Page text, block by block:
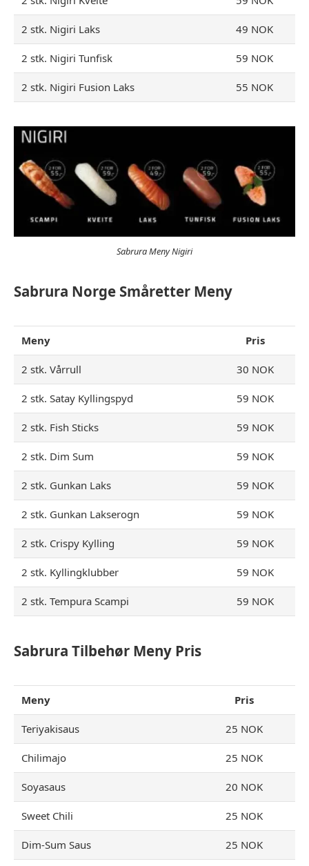
2 stk. Nigiri Laks 49 NOK
2 stk. Nigiri Tunfisk 59 NOK
2 stk. Nigiri Fusion Laks 55 NOK
Sabrura Meny Nigiri
Sabrura Norge Småretter Meny
Meny Pris
2 stk. Vårrull 30 NOK
2 stk. Satay Kyllingspyd 59 NOK
2 stk. Fish Sticks 59 NOK
2 stk. Dim Sum 59 NOK
2 stk. Gunkan Laks 59 NOK
2 stk. Gunkan Lakserogn 59 NOK
2 stk. Crispy Kylling 59 NOK
2 stk. Kyllingklubber 59 NOK
2 stk. Tempura Scampi 59 NOK
Sabrura Tilbehør Meny Pris
Meny Pris
Teriyakisaus 25 NOK
Chilimajo 25 NOK
Soyasaus 20 NOK
Sweet Chili 25 NOK
Dim-Sum Saus 25 NOK